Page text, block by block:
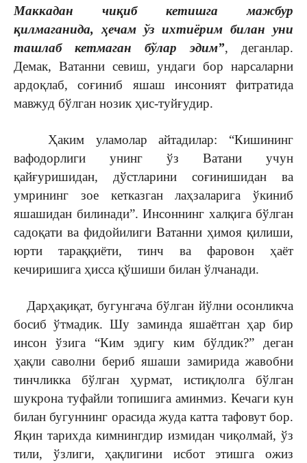
Маккадан чиқиб кетишга мажбур
қилмаганида, ҳечам ўз ихтиёрим билан уни
ташлаб кетмаган бўлар эдим”, деганлар.
Демак, Ватанни севиш, ундаги бор нарсаларни
ардоқлаб, соғиниб яшаш инсоният фитратида
мавжуд бўлган нозик ҳис-туйғудир.
Ҳаким уламолар айтадилар: “Кишининг
вафодорлиги унинг ўз Ватани учун
қайғуришидан, дўстларини соғинишидан ва
умрининг зое кетказган лаҳзаларига ўкиниб
яшашидан билинади”. Инсоннинг халқига бўлган
садоқати ва фидойилиги Ватанни ҳимоя қилиши,
юрти тараққиёти, тинч ва фаровон ҳаёт
кечиришига ҳисса қўшиши билан ўлчанади.
Дарҳақиқат, бугунгача бўлган йўлни осонликча
босиб ўтмадик. Шу заминда яшаётган ҳар бир
инсон ўзига “Ким эдигу ким бўлдик?” деган
ҳақли саволни бериб яшаши замирида жавобни
тинчликка бўлган ҳурмат, истиқлолга бўлган
шукрона туфайли топишига аминмиз. Кечаги кун
билан бугуннинг орасида жуда катта тафовут бор.
Яқин тарихда кимнингдир измидан чиқолмай, ўз
тили, ўзлиги, ҳақлигини исбот этишга ожиз